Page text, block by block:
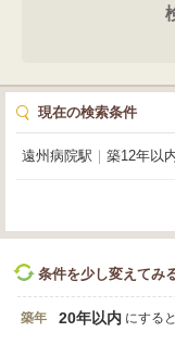
現在の検索条件
遠州病院駅 築12年以
条件を少し変えてみ
築年 20年以内 にすると